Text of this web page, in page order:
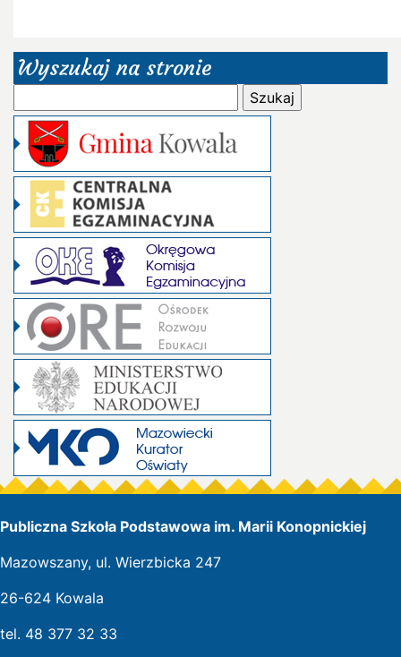
Wyszukaj na stronie
Publiczna Szkoła Podstawowa im. Marii Konopnickiej
Mazowszany, ul. Wierzbicka 247
26-624 Kowala
tel. 48 377 32 33